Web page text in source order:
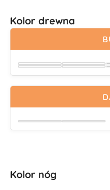
Kolor drewna
Wybierz Wybierz
Kolor nóg